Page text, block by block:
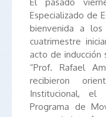
Especializado de
bienvenida a
cuatrimestre
acto de
“Prof. Rafael
recibieron
Institucional, el
Programa de